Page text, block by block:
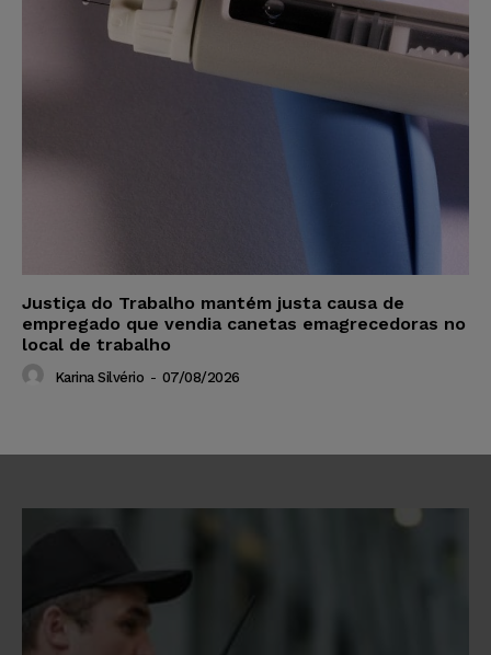
Justiça do Trabalho mantém justa causa de
empregado que vendia canetas emagrecedoras no
local de trabalho
Karina Silvério - 07/08/2026